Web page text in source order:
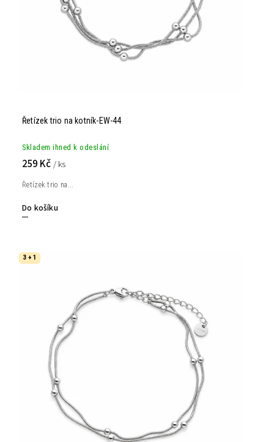
Řetízek trio na kotník-EW-44
Skladem ihned k odeslání
259 Kč / ks
Do košíku
Řetízek trio na...
3 + 1